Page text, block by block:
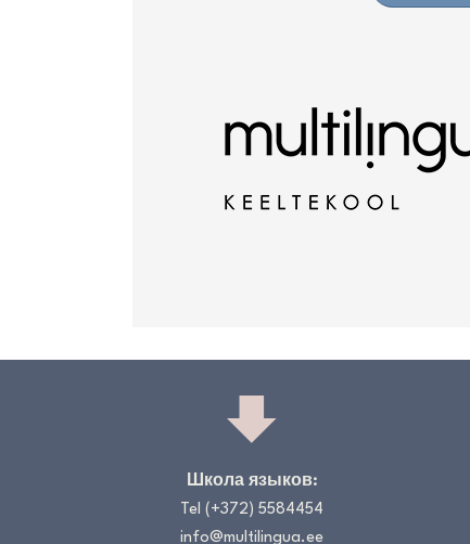
Школа языков:
Tel(+372) 5584454
info@multilingua.ee